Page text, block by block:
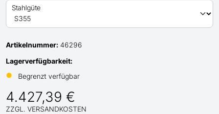
Stahlgüte
Artikelnummer: 46296
Lagerverfügbarkeit:
●
Begrenzt verfügbar
4.427,39 €
ZZGL. VERSANDKOSTEN